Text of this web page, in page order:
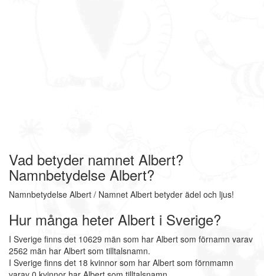
Vad betyder namnet Albert?
Namnbetydelse Albert?
Namnbetydelse Albert / Namnet Albert betyder ädel och ljus!
Hur många heter Albert i Sverige?
I Sverige finns det 10629 män som har Albert som förnamn varav
2562 män har Albert som tilltalsnamn.
I Sverige finns det 18 kvinnor som har Albert som förnmamn